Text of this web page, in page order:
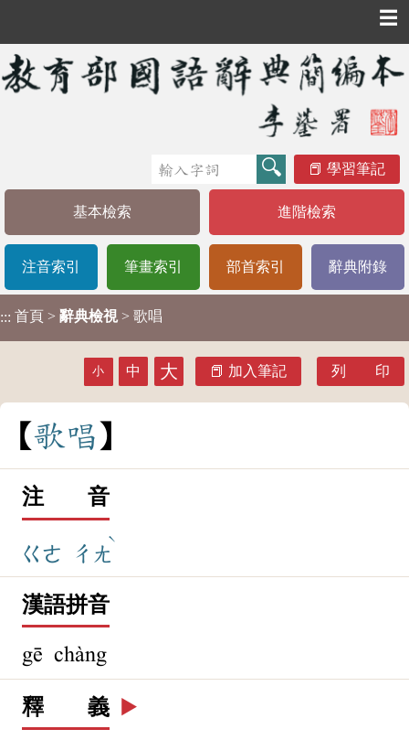
☰
學習筆記
基本檢索 進階檢索
注音索引 筆畫索引 部首索引 辭典附錄
::: 首頁 > 辭典檢視 > 歌唱
小 中 大 加入筆記 列 印
歌唱
注 音
ㄍㄜ ㄔㄤ
ˋ
漢語拼音
gē chàng
釋 義 ▶️